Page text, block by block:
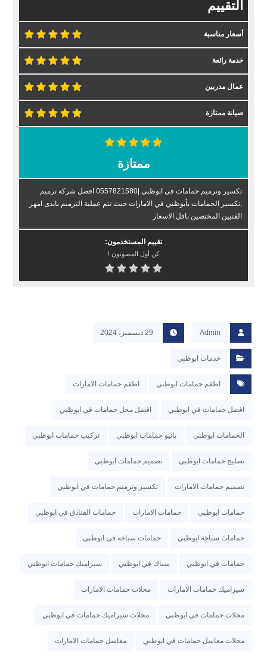
التقييم
أسعار مناسبة
خدمة رائعة
عمال مدربين
صيانة ممتازة
ممتازة
تكسير وترميم حمامات في ابوظبي |0557821580 افضل شركة ترميم
,تكسير الحمامات بأبوظبي في الامارات حيث تتم عملية الترميم بايدى امهر
الفنيين المختصين باقل الاسعار
تقييم المستخدمون:
كن أول المصوتون !
Admin 29 ديسمبر، 2024
خدمات ابوظبي
اطقم حمامات ابوظبي اطقم حمامات الامارات
افضل حمامات في ابوظبي افضل محل حمامات في ابوظبي
الحمامات ابوظبي بانيو حمامات ابوظبي تركيب حمامات ابوظبي
تصليح حمامات ابوظبي تصميم حمامات ابوظبي
تصميم حمامات الامارات تكسير وترميم حمامات في ابوظبي
حمامات ابوظبي حمامات الامارات حمامات الفنادق في ابوظبي
حمامات سباحة ابوظبي حمامات سباحه في ابوظبي
حمامات في ابوظبي سباك في ابوظبي سيراميك حمامات ابوظبي
سيراميك حمامات الامارات محلات حمامات الامارات
محلات حمامات في ابوظبي محلات سيراميك حمامات في ابوظبي
محلات مغاسل حمامات في ابوظبي مغاسل حمامات الامارات